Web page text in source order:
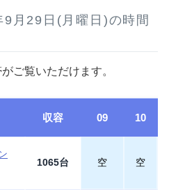
月29日(月曜日)の時間
ご覧いただけます。
収容 09 10
1065台 空 空